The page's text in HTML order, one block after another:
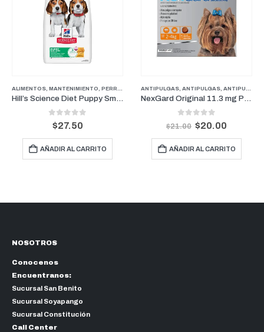
PERROS,SUPLEMENTOS Y VITAMINAS
ALIMENTOS, MANTENIMIENTO, PERROS PUPPY
Hill’s Science Diet Puppy Small Bites Pollo y Arroz | Cachorros de Razas Pequeñas 4.5lb
0out of 5
$27.50
AÑADIR AL CARRITO
ANTIPULGAS, ANTIPULGAS, ANTIPULGAS PERROS PESOS PEQUEÑOS
NexGard Original 11.3 mg Perros De 2 kg a 4 kg (1 Mes)
out of 5
$21.00 $20.00
AÑADIR AL CARRITO
NOSOTROS
Conocenos
Encuentranos:
Sucursal San Benito
Sucursal Soyapango
Sucursal Constitución
Call Center